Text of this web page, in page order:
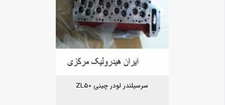
سرسیلندر لودر چینی ZL50